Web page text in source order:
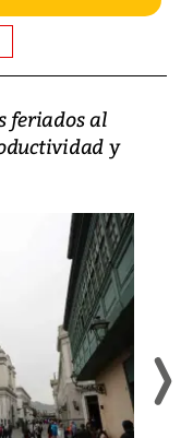
feriados al
y